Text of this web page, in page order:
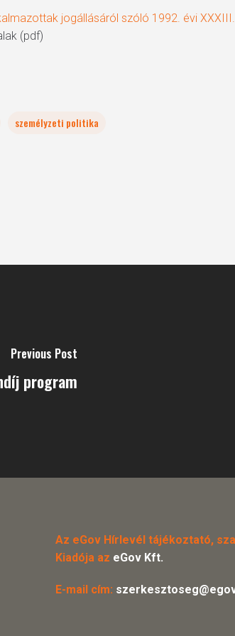
jogállásáról szóló 1992. évi
(pdf)
személyzeti politika
Previous Post
program
Az eGov Hírlevél tájékoztató,
Kiadója az eGov Kft.
E-mail cím: